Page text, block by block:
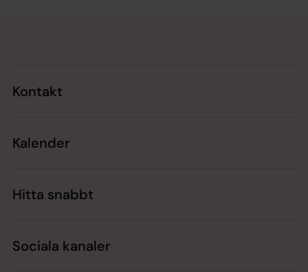
Kontakt
Kalender
Hitta snabbt
Sociala kanaler